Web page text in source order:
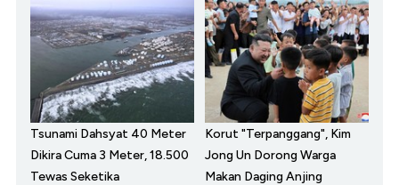
Tsunami Dahsyat 40 Meter
Dikira Cuma 3 Meter, 18.500
Tewas Seketika
Korut "Terpanggang", Kim
Jong Un Dorong Warga
Makan Daging Anjing